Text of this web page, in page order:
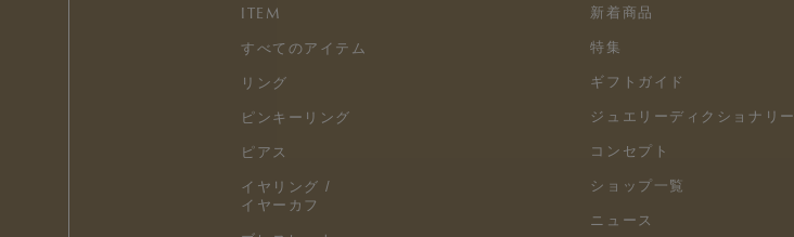
ITEM
すべてのアイテム
リング
ピンキーリング
ピアス
イヤリング /
イヤーカフ
新着商品
特集
ギフトガイド
ジュエリーディクショナリー
コンセプト
ショップ一覧
ニュース